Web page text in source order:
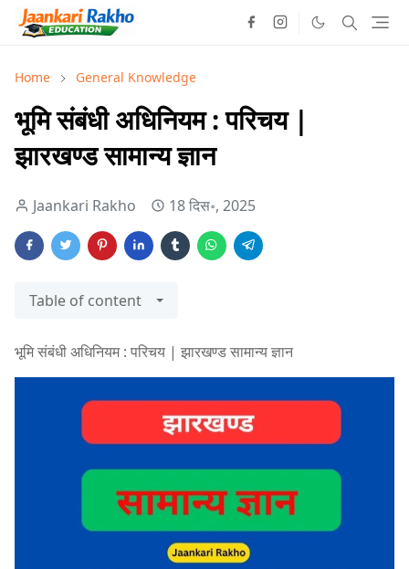
Home General Knowledge
भूमि संबंधी अधिनियम : परिचय |
झारखण्ड सामान्य ज्ञान
Jaankari Rakho 18 दिस॰, 2025
Table of content
भूमि संबंधी अधिनियम : परिचय | झारखण्ड सामान्य ज्ञान